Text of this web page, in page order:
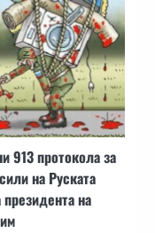
913 протокола за
на Руската
на